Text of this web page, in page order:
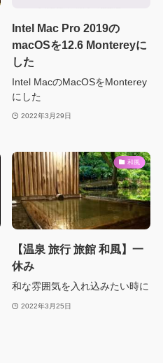
Intel Mac Pro 2019の
macOSを12.6 Montereyに
した
Intel MacのMacOSをMonterey
にした
2022年3月29日
和風
【温泉 旅行 旅館 和風】一
休み
和な雰囲気を入れ込みたい時に
2022年3月25日